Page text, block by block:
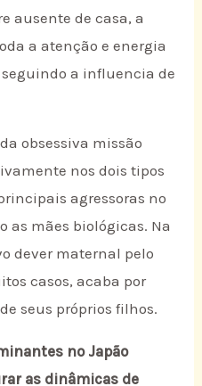
ausente de casa, a
a atenção e energia
a influencia de
obsessiva missão
nos dois tipos
agressoras no
as mães biológicas. Na
dever maternal pelo
casos, acaba por
seus próprios filhos.
no Japão
as dinâmicas de